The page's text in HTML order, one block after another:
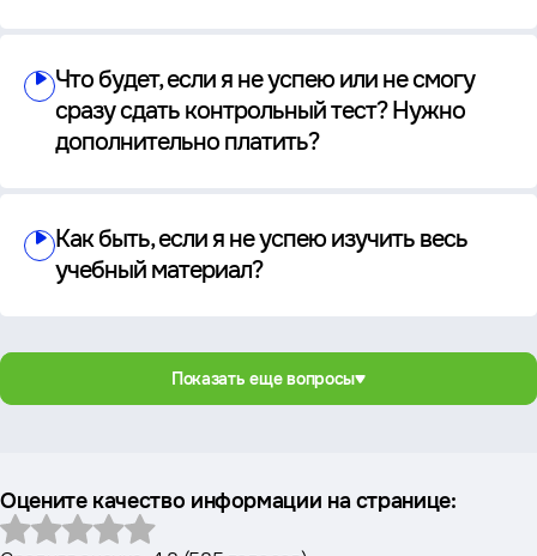
Что будет, если я не успею или не смогу
сразу сдать контрольный тест? Нужно
дополнительно платить?
Как быть, если я не успею изучить весь
учебный материал?
Показать еще вопросы
Оцените качество информации на странице: